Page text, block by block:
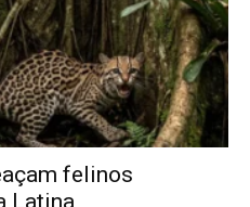
felinos
Latina